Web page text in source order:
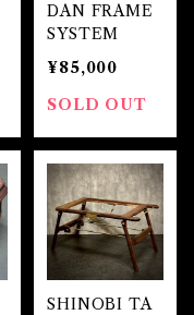
DAN FRAME
SYSTEM
¥85,000
SOLD OUT
SHINOBI TA